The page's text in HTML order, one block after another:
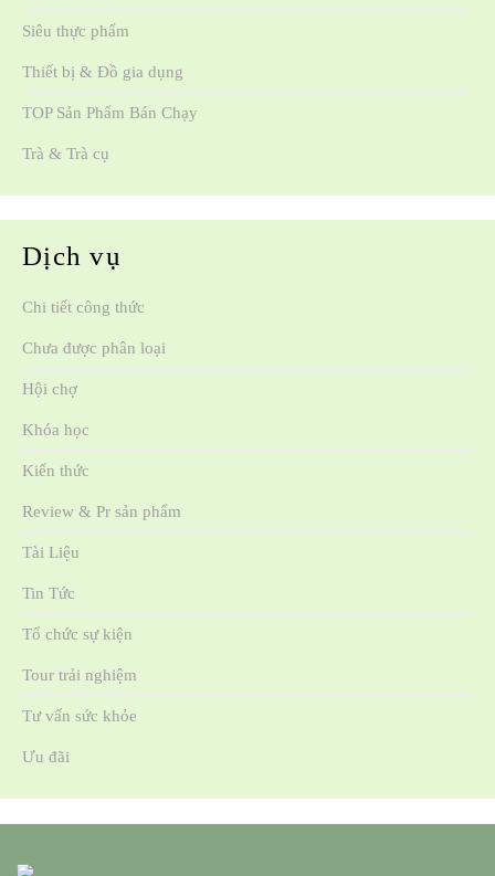
Siêu thực phẩm
Thiết bị & Đồ gia dụng
TOP Sản Phẩm Bán Chạy
Trà & Trà cụ
Dịch vụ
Chi tiết công thức
Chưa được phân loại
Hội chợ
Khóa học
Kiến thức
Review & Pr sản phẩm
Tài Liệu
Tin Tức
Tổ chức sự kiện
Tour trải nghiệm
Tư vấn sức khỏe
Ưu đãi